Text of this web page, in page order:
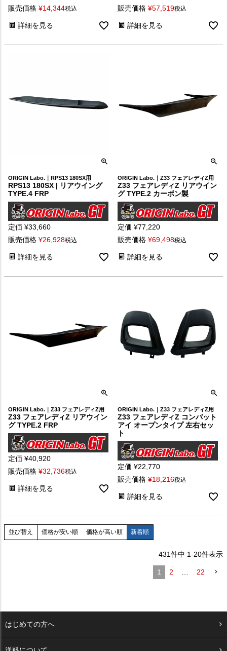
販売価格 ¥14,344税込
詳細を見る
販売価格 ¥57,519税込
詳細を見る
ORIGIN Labo.｜RPS13 180SX用
RPS13 180SX | リアウイング
TYPE.4 FRP
定価 ¥33,660
販売価格 ¥26,928税込
詳細を見る
ORIGIN Labo.｜Z33 フェアレディZ用
Z33 フェアレディZ リアウイン
グ TYPE.2 カーボン製
定価 ¥77,220
販売価格 ¥69,498税込
詳細を見る
ORIGIN Labo.｜Z33 フェアレディZ用
Z33 フェアレディZ リアウイン
グ TYPE.2 FRP
定価 ¥40,920
販売価格 ¥32,736税込
詳細を見る
ORIGIN Labo.｜Z33 フェアレディZ用
Z33 フェアレディZ コンバット
アイ オープンタイプ 左右セッ
ト
定価 ¥22,770
販売価格 ¥18,216税込
詳細を見る
並び替え 価格が安い順 価格が高い順 新着順
431件中 1-20件表示
1 2 22
はじめての方へ